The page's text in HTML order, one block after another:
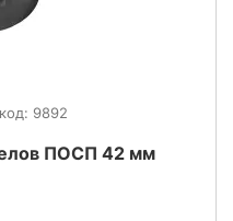
9892
ПОСП 42 мм